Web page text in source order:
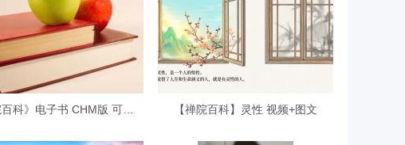
【禅院百科】灵性 视频+图文